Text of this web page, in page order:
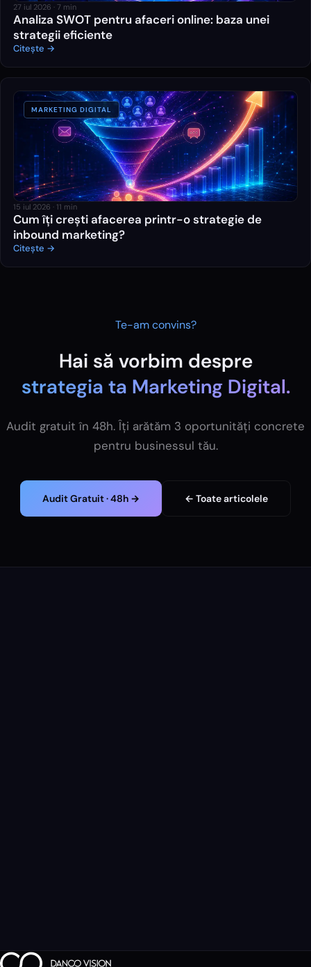
27 iul 2026 · 7 min
Analiza SWOT pentru afaceri online: baza unei
strategii eficiente
Citește →
MARKETING DIGITAL
15 iul 2026 · 11 min
Cum îți crești afacerea printr-o strategie de
inbound marketing?
Citește →
Te-am convins?
Hai să vorbim despre
strategia ta Marketing Digital.
Audit gratuit în 48h. Îți arătăm 3 oportunități concrete
pentru businessul tău.
Audit Gratuit · 48h → ← Toate articolele